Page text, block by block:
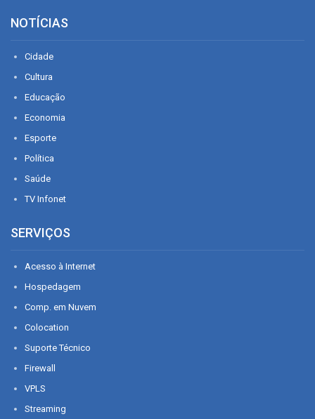
NOTÍCIAS
Cidade
Cultura
Educação
Economia
Esporte
Política
Saúde
TV Infonet
SERVIÇOS
Acesso à Internet
Hospedagem
Comp. em Nuvem
Colocation
Suporte Técnico
Firewall
VPLS
Streaming